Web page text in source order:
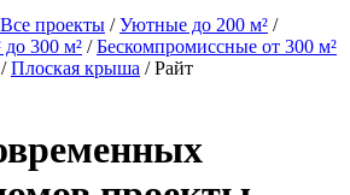
Все проекты /Уютные до 200 м² /
300 м² /Бескомпромиссные от 300 м²
/Плоская крыша /Райт